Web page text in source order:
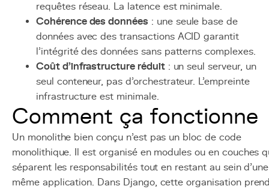
requêtes réseau. La latence est minimale.
Cohérence des données : une seule base de
données avec des transactions ACID garantit
l'intégrité des données sans patterns complexes.
Coût d'infrastructure réduit: un seul serveur, un
seul conteneur, pas d'orchestrateur. L'empreinte
infrastructure est minimale.
Comment ça fonctionne
Un monolithe bien conçu n'est pas un bloc de code
monolithique. Il est organisé en modules ou en couches
séparent les responsabilités tout en restant au sein d'une
même application. Dans Django, cette organisation